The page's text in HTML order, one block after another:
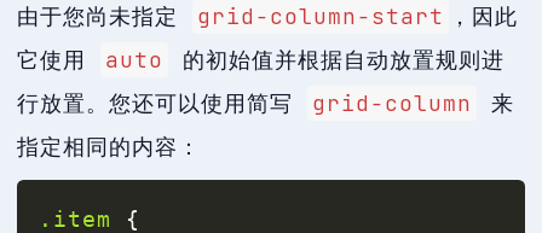
由于您尚未指定 grid-column-start ，因此
它使用
auto
的初始值并根据自动放置规则进
行放置。您还可以使用简写
grid-column
来
指定相同的内容：
.item
{